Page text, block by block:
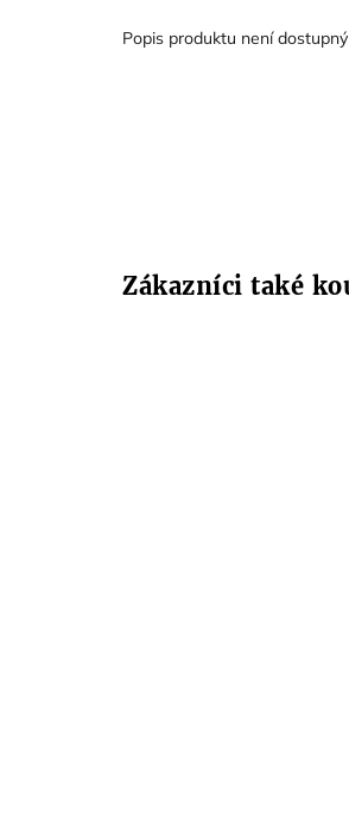
Popis produktu není dostupný